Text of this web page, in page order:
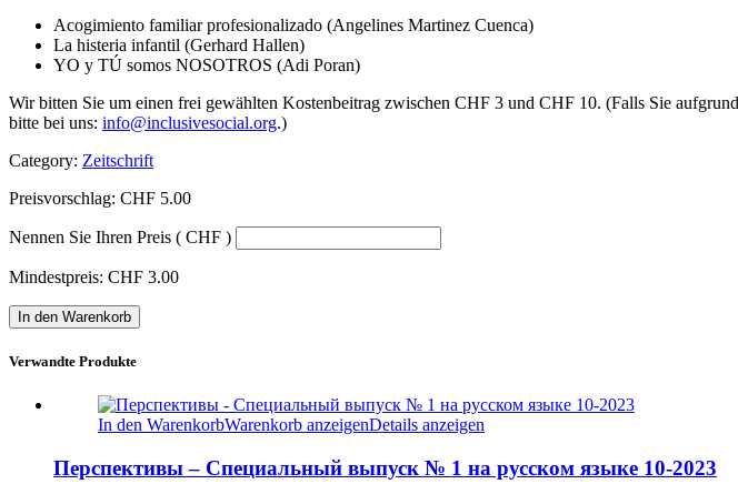
Acogimiento familiar profesionalizado (Angelines Martinez Cuenca)
La histeria infantil (Gerhard Hallen)
YO y TÚ somos NOSOTROS (Adi Poran)
Wir bitten Sie um einen frei gewählten Kostenbeitrag zwischen CHF 3 und CHF 10. (Falls Sie
bitte bei uns: info@inclusivesocial.org.)
Category: Zeitschrift
Preisvorschlag: CHF 5.00
Nennen Sie Ihren Preis ( CHF )
Mindestpreis: CHF 3.00
Perspectives
-
Edición
Menge
In den Warenkorb
Verwandte Produkte
In den WarenkorbWarenkorb anzeigenDetails anzeigen
Перспективы – Специальный выпуск № 1 на русском языке 10-2023